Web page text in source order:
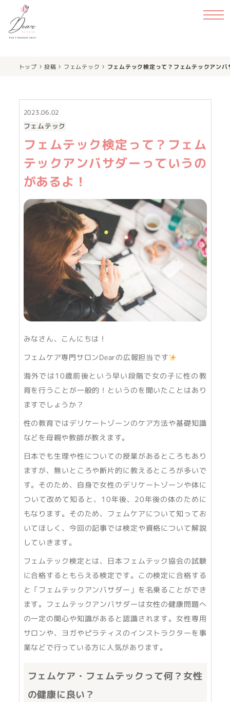
トップ › 投稿 › フェムテック › フェムテック検定って？フェムテックアン
2023.06.02
フェムテック
フェムテック検定って？フェム
テックアンバサダーっていうの
があるよ！
みなさん、こんにちは！
フェムケア専門サロンDearの広報担当です
海外では10歳前後という早い段階で女の子に性の教
育を行うことが一般的！というのを聞いたことはあり
ますでしょうか？
性の教育ではデリケートゾーンのケア方法や基礎知識
などを母親や教師が教えます。
日本でも生理や性についての授業があるところもあり
ますが、無いところや断片的に教えるところが多いで
す。そのため、自身で女性のデリケートゾーンや体に
ついて改めて知ると、10年後、20年後の体のために
もなります。そのため、フェムケアについて知ってお
いてほしく、今回の記事では検定や資格について解説
していきます。
フェムテック検定とは、日本フェムテック協会の試験
に合格するともらえる検定です。この検定に合格する
と「フェムテックアンバサダー」を名乗ることができ
ます。フェムテックアンバサダーは女性の健康問題へ
の一定の関心や知識があると認識されます。女性専用
サロンや、ヨガやピラティスのインストラクターを事
業などで行っている方に人気があります。
フェムケア・フェムテックって何？女性
の健康に良い？